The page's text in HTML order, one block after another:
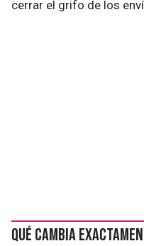
cerrar el grifo de los
Qué cambia